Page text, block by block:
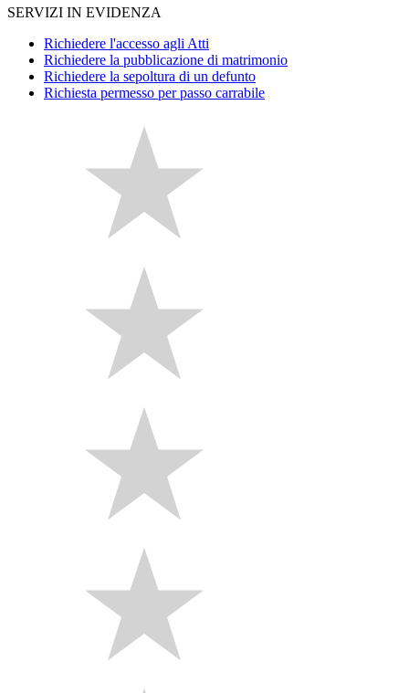
SERVIZI IN EVIDENZA
Richiedere l'accesso agli Atti
Richiedere la pubblicazione di matrimonio
Richiedere la sepoltura di un defunto
Richiesta permesso per passo carrabile